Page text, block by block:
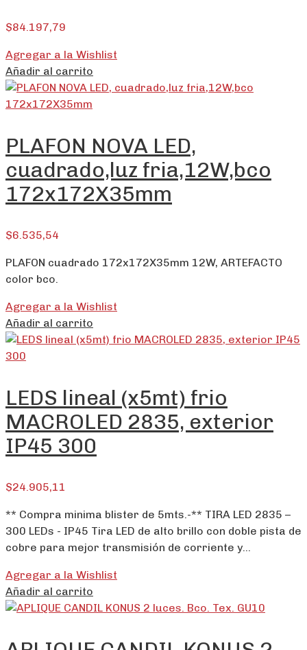
$84.197,79
Agregar a la Wishlist
Añadir al carrito
PLAFON NOVA LED,
cuadrado,luz fria,12W,bco
172x172X35mm
$6.535,54
PLAFON cuadrado 172x172X35mm 12W, ARTEFACTO
color bco.
Agregar a la Wishlist
Añadir al carrito
LEDS lineal (x5mt) frio
MACROLED 2835, exterior
IP45 300
$24.905,11
** Compra minima blister de 5mts.-** TIRA LED 2835 –
300 LEDs - IP45 Tira LED de alto brillo con doble pista de
cobre para mejor transmisión de corriente y…
Agregar a la Wishlist
Añadir al carrito